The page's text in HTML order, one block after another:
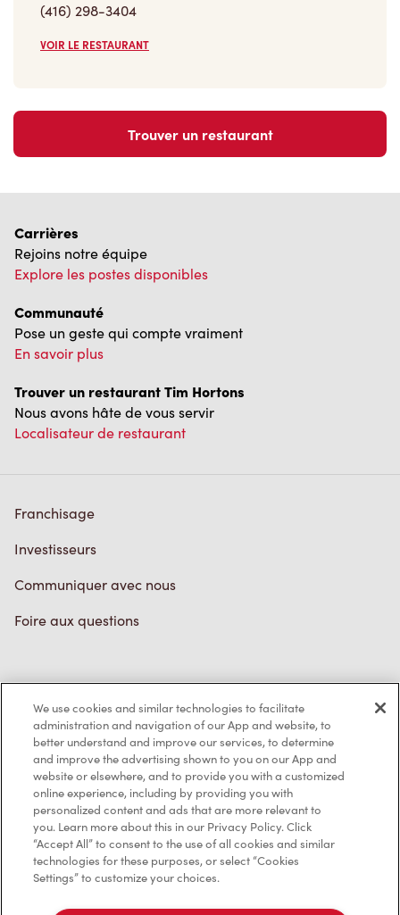
(416) 298-3404
VOIR LE RESTAURANT
Trouver un restaurant
Carrières
Rejoins notre équipe
Explore les postes disponibles
Communauté
Pose un geste qui compte vraiment
En savoir plus
Trouver un restaurant Tim Hortons
Nous avons hâte de vous servir
Localisateur de restaurant
Franchisage
Investisseurs
Communiquer avec nous
Foire aux questions
Politique de confidentialité
Conditions de service
Marques de commerce
Accessibilité
Diagnostic
Contactez-nous
We use cookies and similar technologies to facilitate
administration and navigation of our App and website, to
better understand and improve our services, to determine
and improve the advertising shown to you on our App and
website or elsewhere, and to provide you with a customized
online experience, including by providing you with
personalized content and ads that are more relevant to
you. Learn more about this in our Privacy Policy. Click
“Accept All” to consent to the use of all cookies and similar
technologies for these purposes, or select “Cookies
Settings” to customize your choices.